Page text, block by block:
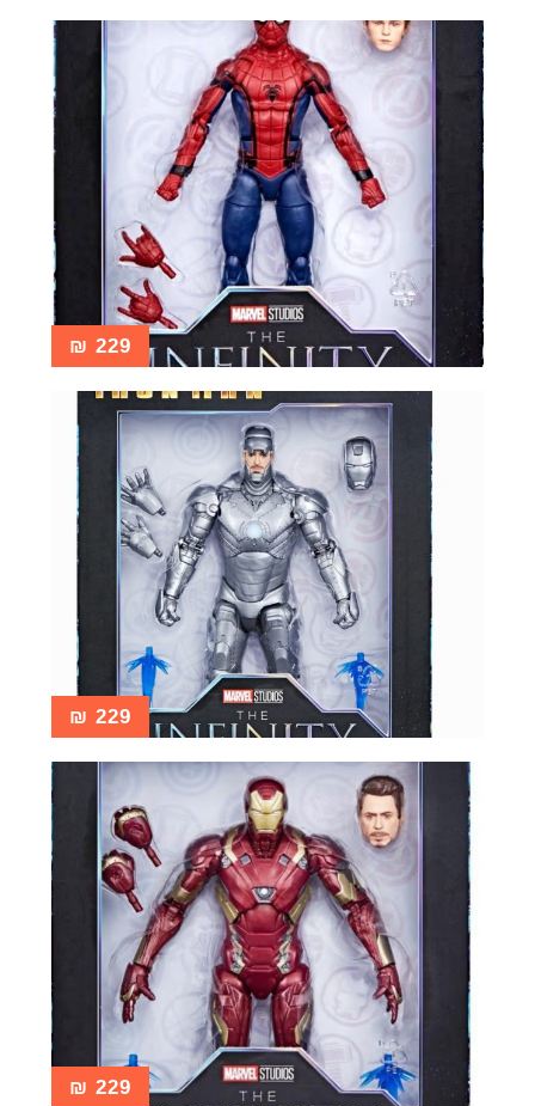
229
₪
229
₪
229
₪